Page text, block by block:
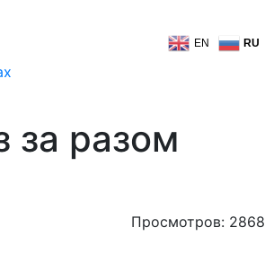
EN RU
за разом
Просмотров: 2868